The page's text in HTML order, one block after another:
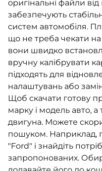
оригінальні файли
забезпечують
систем автомобіля.
що не треба чекати
вони швидко
вручну калібрувати
підходять для
налаштувань або
Щоб скачати готову
марку і модель авто,
двигуна. Можете
пошуком. Наприклад,
"Ford" і знайдіть
запропонованих.